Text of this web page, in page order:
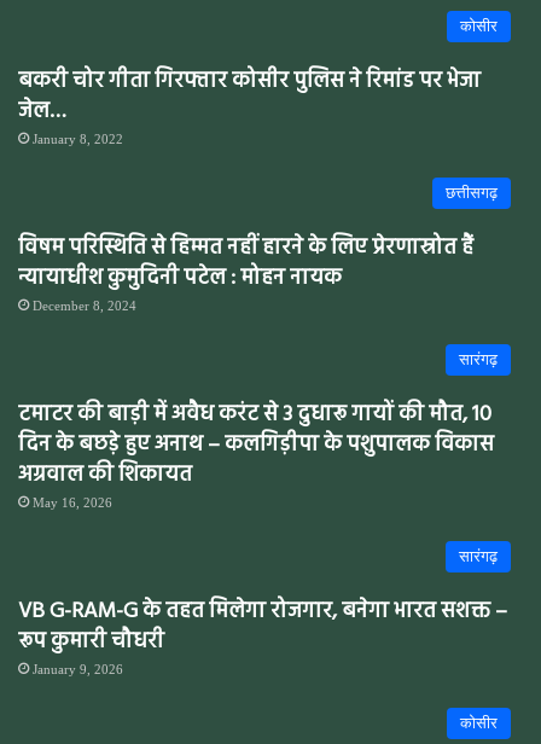
कोसीर
बकरी चोर गीता गिरफ्तार कोसीर पुलिस ने रिमांड पर भेजा
जेल…
January 8, 2022
छत्तीसगढ़
विषम परिस्थिति से हिम्मत नहीं हारने के लिए प्रेरणास्रोत हैं
न्यायाधीश कुमुदिनी पटेल : मोहन नायक
December 8, 2024
सारंगढ़
टमाटर की बाड़ी में अवैध करंट से 3 दुधारू गायों की मौत, 10
दिन के बछड़े हुए अनाथ – कलगिड़ीपा के पशुपालक विकास
अग्रवाल की शिकायत
May 16, 2026
सारंगढ़
VB G-RAM-G के तहत मिलेगा रोजगार, बनेगा भारत सशक्त –
रूप कुमारी चौधरी
January 9, 2026
कोसीर